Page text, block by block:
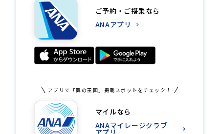
ご予約・ご搭乗なら
ANAアプリ
アプリで「翼の王国」掲載スポットをチェック！
マイルなら
ANAマイレージクラブ